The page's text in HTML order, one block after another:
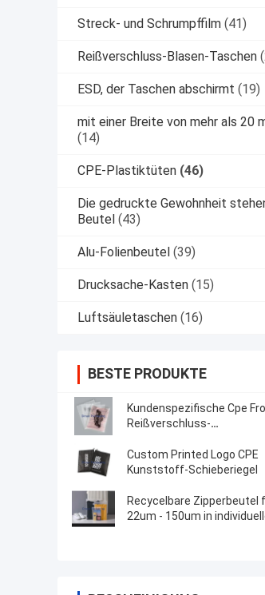
Streck- und Schrumpffilm (41)
Reißverschluss-Blasen-Taschen
ESD, der Taschen abschirmt (19)
mit einer Breite von mehr als 20
(14)
CPE-Plastiktüten (46)
Die gedruckte Gewohnheit
Beutel (43)
Alu-Folienbeutel (39)
Drucksache-Kasten (15)
Luftsäuletaschen (16)
BESTE PRODUKTE
Kundenspezifische Cpe
Reißverschluss-
Klarsicht-Zip-Beutel
Custom Printed Logo CPE
Kunststoff-Schieberiegel
Recycelbare Zipperbeutel
22um - 150um in